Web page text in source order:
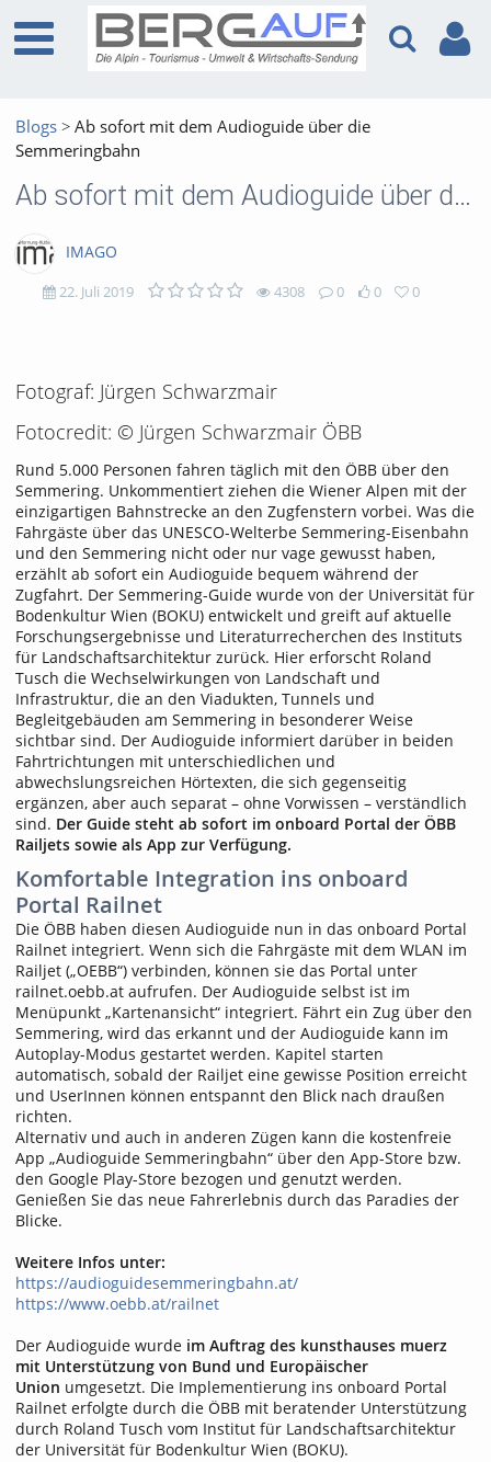
Blogs
Ab sofort mit dem Audioguide über die
Semmeringbahn
Ab sofort mit dem Audioguide über die Semmeringbahn
IMAGO
22. Juli 2019 4308 0 0 0
Fotograf: Jürgen Schwarzmair
Fotocredit: © Jürgen Schwarzmair ÖBB
Rund 5.000 Personen fahren täglich mit den ÖBB über den
Semmering. Unkommentiert ziehen die Wiener Alpen mit der
einzigartigen Bahnstrecke an den Zugfenstern vorbei. Was die
Fahrgäste über das UNESCO-Welterbe Semmering-Eisenbahn
und den Semmering nicht oder nur vage gewusst haben,
erzählt ab sofort ein Audioguide bequem während der
Zugfahrt. Der Semmering-Guide wurde von der Universität für
Bodenkultur Wien (BOKU) entwickelt und greift auf aktuelle
Forschungsergebnisse und Literaturrecherchen des Instituts
für Landschaftsarchitektur zurück. Hier erforscht Roland
Tusch die Wechselwirkungen von Landschaft und
Infrastruktur, die an den Viadukten, Tunnels und
Begleitgebäuden am Semmering in besonderer Weise
sichtbar sind. Der Audioguide informiert darüber in beiden
Fahrtrichtungen mit unterschiedlichen und
abwechslungsreichen Hörtexten, die sich gegenseitig
ergänzen, aber auch separat – ohne Vorwissen – verständlich
sind. Der Guide steht ab sofort im onboard Portal der ÖBB
Railjets sowie als App zur Verfügung.
Komfortable Integration ins onboard
Portal Railnet
Die ÖBB haben diesen Audioguide nun in das onboard Portal
Railnet integriert. Wenn sich die Fahrgäste mit dem WLAN im
Railjet („OEBB“) verbinden, können sie das Portal unter
railnet.oebb.at aufrufen. Der Audioguide selbst ist im
Menüpunkt „Kartenansicht“ integriert. Fährt ein Zug über den
Semmering, wird das erkannt und der Audioguide kann im
Autoplay-Modus gestartet werden. Kapitel starten
automatisch, sobald der Railjet eine gewisse Position erreicht
und UserInnen können entspannt den Blick nach draußen
richten.
Alternativ und auch in anderen Zügen kann die kostenfreie
App „Audioguide Semmeringbahn“ über den App-Store bzw.
den Google Play-Store bezogen und genutzt werden.
Genießen Sie das neue Fahrerlebnis durch das Paradies der
Blicke.
Weitere Infos unter:
https://audioguidesemmeringbahn.at/
https://www.oebb.at/railnet
Der Audioguide wurde im Auftrag des kunsthauses muerz
mit Unterstützung von Bund und Europäischer
Union umgesetzt. Die Implementierung ins onboard Portal
Railnet erfolgte durch die ÖBB mit beratender Unterstützung
durch Roland Tusch vom Institut für Landschaftsarchitektur
der Universität für Bodenkultur Wien (BOKU).